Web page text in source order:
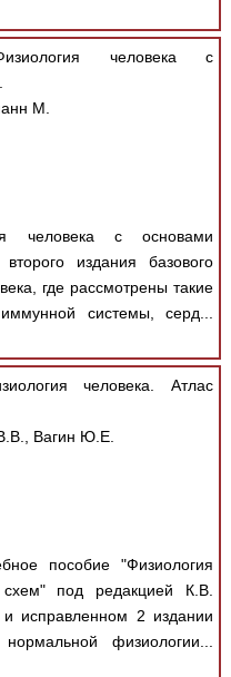
человека с
М.
человека с основами
издания базового
где рассмотрены такие
системы, серд...
человека. Атлас
Вагин Ю.Е.
пособие "Физиология
схем" под редакцией К.В.
исправленном 2 издании
физиологии...